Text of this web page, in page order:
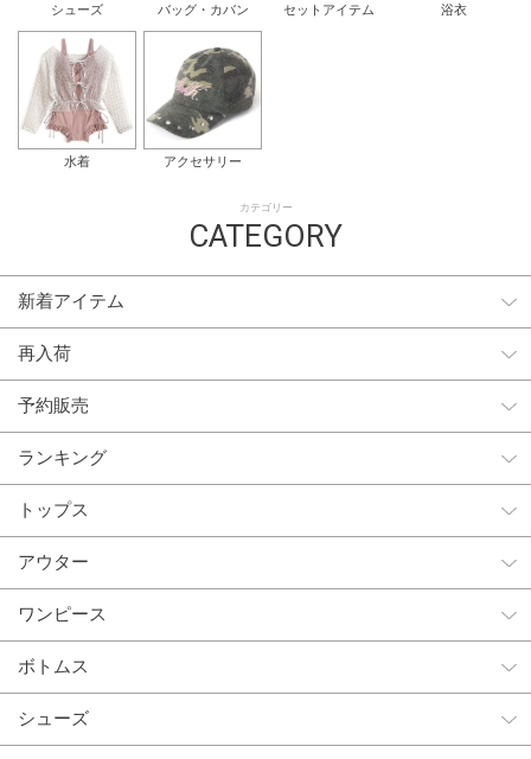
シューズ バッグ・カバン セットアイテム 浴衣
水着 アクセサリー
カテゴリー
CATEGORY
新着アイテム
再入荷
予約販売
ランキング
トップス
アウター
ワンピース
ボトムス
シューズ